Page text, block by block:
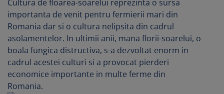
Cultura de floarea-soarelui reprezinta o sursa
importanta de venit pentru fermierii mari din
Romania dar si o cultura nelipsita din cadrul
asolamentelor. In ultimii anii, mana florii-soarelui, o
boala fungica distructiva, s-a dezvoltat enorm in
cadrul acestei culturi si a provocat pierderi
economice importante in multe ferme din
Romania.